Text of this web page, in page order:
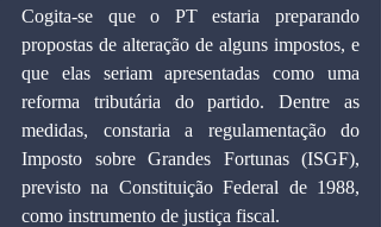
Cogita-se que o PT estaria preparando
propostas de alteração de alguns impostos, e
que elas seriam apresentadas como uma
reforma tributária do partido. Dentre as
medidas, constaria a regulamentação do
Imposto sobre Grandes Fortunas (ISGF),
previsto na Constituição Federal de 1988,
como instrumento de justiça fiscal.